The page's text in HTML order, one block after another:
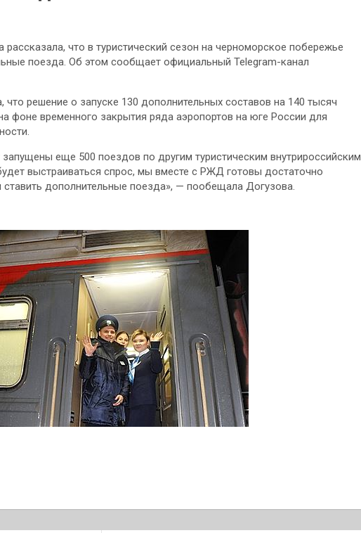
рассказала, что в туристический сезон на черноморское побережье
поезда. Об этом сообщает официальный Telegram-канал
что решение о запуске 130 дополнительных составов на 140 тысяч
фоне временного закрытия ряда аэропортов на юге России для
еще 500 поездов по другим туристическим внутрироссийским
выстраиваться спрос, мы вместе с РЖД готовы достаточно
ставить дополнительные поезда», — пообещала Догузова.